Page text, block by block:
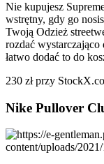
Nie kupujesz
wstrętny, gdy go
Twoją Odzież
rozdać wystarczająco
łatwo dodać to do
230 zł przy
Nike Pullover